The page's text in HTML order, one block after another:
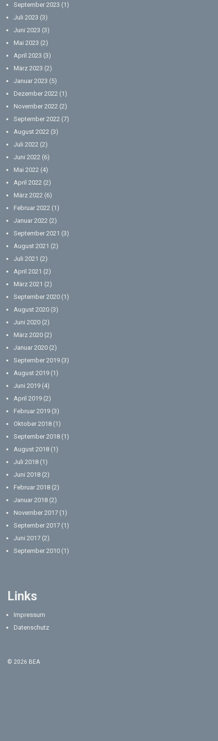
September 2023 (1)
Juli 2023 (3)
Juni 2023 (3)
Mai 2023 (2)
April 2023 (3)
März 2023 (2)
Januar 2023 (5)
Dezember 2022 (1)
November 2022 (2)
September 2022 (7)
August 2022 (3)
Juli 2022 (2)
Juni 2022 (6)
Mai 2022 (4)
April 2022 (2)
März 2022 (6)
Februar 2022 (1)
Januar 2022 (2)
September 2021 (3)
August 2021 (2)
Juli 2021 (2)
April 2021 (2)
März 2021 (2)
September 2020 (1)
August 2020 (3)
Juni 2020 (2)
März 2020 (2)
Januar 2020 (2)
September 2019 (3)
August 2019 (1)
Juni 2019 (4)
April 2019 (2)
Februar 2019 (3)
Oktober 2018 (1)
September 2018 (1)
August 2018 (1)
Juli 2018 (1)
Juni 2018 (2)
Februar 2018 (2)
Januar 2018 (2)
November 2017 (1)
September 2017 (1)
Juni 2017 (2)
September 2010 (1)
Links
Impressum
Datenschutz
© 2026 BEA